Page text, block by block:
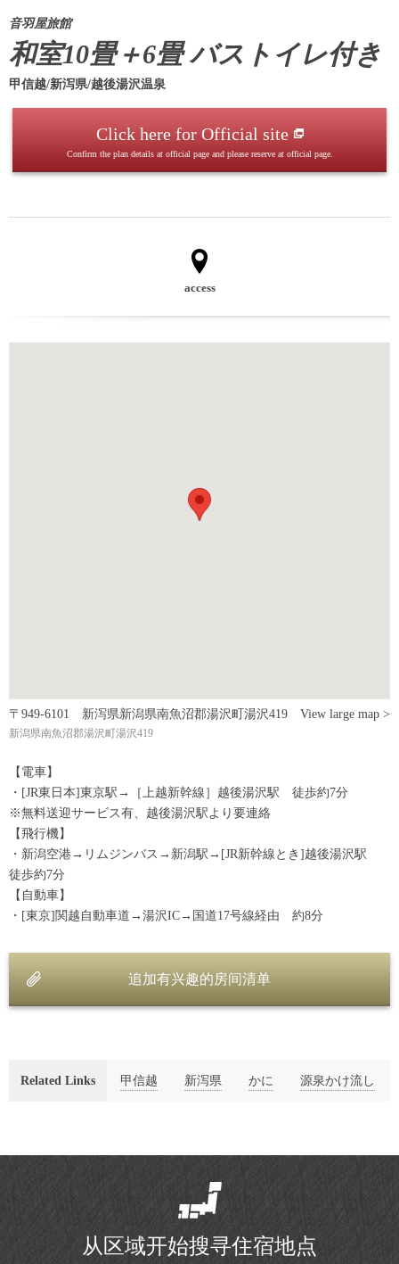
音羽屋旅館
和室10畳＋6畳 バストイレ付き
甲信越/新泻県/越後湯沢温泉
Click here for Official site
Confirm the plan details at official page and please reserve at official page.
access
View large map >
〒949-6101 新泻県新潟県南魚沼郡湯沢町湯沢419
新潟県南魚沼郡湯沢町湯沢419
【電車】
・[JR東日本]東京駅→［上越新幹線］越後湯沢駅 徒歩約7分
※無料送迎サービス有、越後湯沢駅より要連絡
【飛行機】
・新潟空港→リムジンバス→新潟駅→[JR新幹線とき]越後湯沢駅
徒歩約7分
【自動車】
・[東京]関越自動車道→湯沢IC→国道17号線経由 約8分
追加有兴趣的房间清单
Related Links 甲信越 新泻県 かに 源泉かけ流し
从区域开始搜寻住宿地点